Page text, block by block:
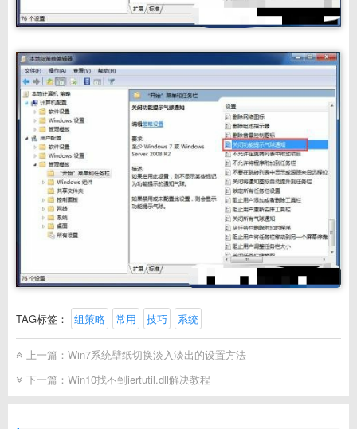
TAG标签： 组策略 常用 技巧 系统
上一篇： Win7系统壁纸切换淡入淡出的设置方法
下一篇： Win10找不到iertutil.dll解决教程